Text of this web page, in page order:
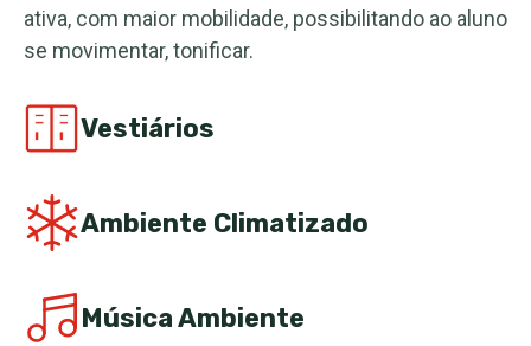
ativa, com maior mobilidade, possibilitando ao aluno
se movimentar, tonificar.
Vestiários
Ambiente Climatizado
Música Ambiente